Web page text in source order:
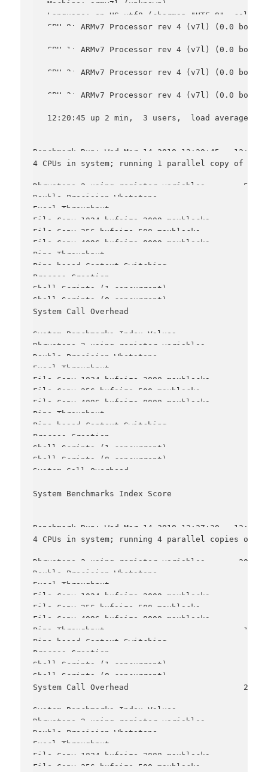
   Machine: armv7l (unknown)
Language: en_US.utf8 (charmap="UTF-8",
CPU 0: ARMv7 Processor rev 4 (v7l) (0.0
CPU 1: ARMv7 Processor rev 4 (v7l) (0.0
CPU 2: ARMv7 Processor rev 4 (v7l) (0.0
CPU 3: ARMv7 Processor rev 4 (v7l) (0.0
12:20:45 up 2 min,  3 users,  load average:
Benchmark Run: Wed Mar 14 2018 12:20:45 -
4 CPUs in system; running 1 parallel copy of
Dhrystone 2 using register variables
Double-Precision Whetstone
Execl Throughput
File Copy 1024 bufsize 2000 maxblocks
File Copy 256 bufsize 500 maxblocks
File Copy 4096 bufsize 8000 maxblocks
Pipe Throughput
Pipe-based Context Switching
Process Creation
Shell Scripts (1 concurrent)
Shell Scripts (8 concurrent)
System Call Overhead
System Benchmarks Index Values
Dhrystone 2 using register variables
Double-Precision Whetstone
Execl Throughput
File Copy 1024 bufsize 2000 maxblocks
File Copy 256 bufsize 500 maxblocks
File Copy 4096 bufsize 8000 maxblocks
Pipe Throughput
Pipe-based Context Switching
Process Creation
Shell Scripts (1 concurrent)
Shell Scripts (8 concurrent)
System Call Overhead
System Benchmarks Index Score
Benchmark Run: Wed Mar 14 2018 12:27:30 -
4 CPUs in system; running 4 parallel copies of
Dhrystone 2 using register variables
Double-Precision Whetstone
Execl Throughput
File Copy 1024 bufsize 2000 maxblocks
File Copy 256 bufsize 500 maxblocks
File Copy 4096 bufsize 8000 maxblocks
Pipe Throughput
Pipe-based Context Switching
Process Creation
Shell Scripts (1 concurrent)
Shell Scripts (8 concurrent)
System Call Overhead
System Benchmarks Index Values
Dhrystone 2 using register variables
Double-Precision Whetstone
Execl Throughput
File Copy 1024 bufsize 2000 maxblocks
File Copy 256 bufsize 500 maxblocks